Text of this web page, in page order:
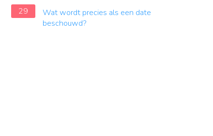
29
Wat wordt precies als een date
beschouwd?